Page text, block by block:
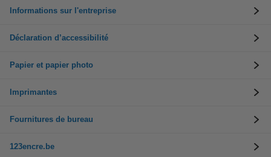
Informations sur l'entreprise
Déclaration d’accessibilité
Papier et papier photo
Imprimantes
Fournitures de bureau
123encre.be